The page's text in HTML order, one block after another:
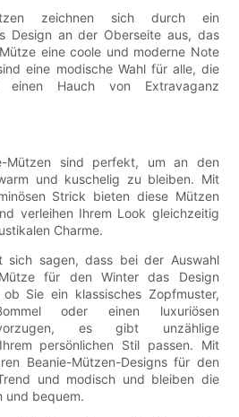
zeichnen sich durch ein
Design an der Oberseite aus, das
eine coole und moderne Note
eine modische Wahl für alle, die
einen Hauch von Extravaganz
Mützen sind perfekt, um an den
und kuschelig zu bleiben. Mit
Strick bieten diese Mützen
verleihen Ihrem Look gleichzeitig
Charme.
sich sagen, dass bei der Auswahl
für den Winter das Design
Sie ein klassisches Zopfmuster,
oder einen luxuriösen
es gibt unzählige
persönlichen Stil passen. Mit
Beanie-Mützen-Designs für den
und modisch und bleiben die
und bequem.